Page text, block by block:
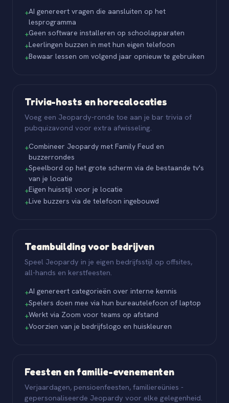
+AI genereert vragen die aansluiten op het
lesprogramma
+Geen software installeren op schoolapparaten
+Leerlingen buzzen in met hun eigen telefoon
+Bewaar lessen om volgend jaar opnieuw te gebruiken
Trivia-hosts en horecalocaties
Voeg een Jeopardy-ronde toe aan je bar trivia of
pubquizavond voor extra afwisseling.
+Combineer Jeopardy met Family Feud en
buzzerrondes
+Speelbord op het grote scherm via de bestaande tv's
van je locatie
+Eigen huisstijl voor je locatie
+Live buzzers via de telefoon ingebouwd
Teambuilding voor bedrijven
Speel Jeopardy in je eigen bedrijfsstijl op offsites,
all-hands en kerstfeesten.
+AI genereert categorieën over interne kennis
+Spelers doen mee via hun bureautelefoon of laptop
+Werkt via Zoom voor teams op afstand
+Voorzien van je bedrijfslogo en huiskleuren
Feesten en familie-evenementen
Verjaardagen, pensioenfeesten, familiereünies -
gepersonaliseerde Jeopardy voor elke gelegenheid.